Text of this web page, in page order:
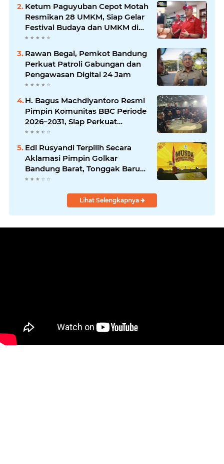
Ketum Paguyuban Cepot Motah
Resmikan 28 UMKM, Siap Gelar
Festival Budaya dan UMKM di
Jalan Braga
Rawan Begal, Pemkot Bandung
Perkuat Patroli Gabungan dan
Pengawasan Digital 24 Jam
H. Bagus Machdiyantoro Resmi
Pimpin Komunitas BBC Periode
2026–2031, Siap Perkuat
Solidaritas dan Hadirkan
Program Nyata untuk
Masyarakat
Edi Rusyandi Terpilih Secara
Aklamasi Pimpin Golkar
Bandung Barat, Tonggak Baru
Kepemimpinan Harmonis
Lihat Selengkapnya